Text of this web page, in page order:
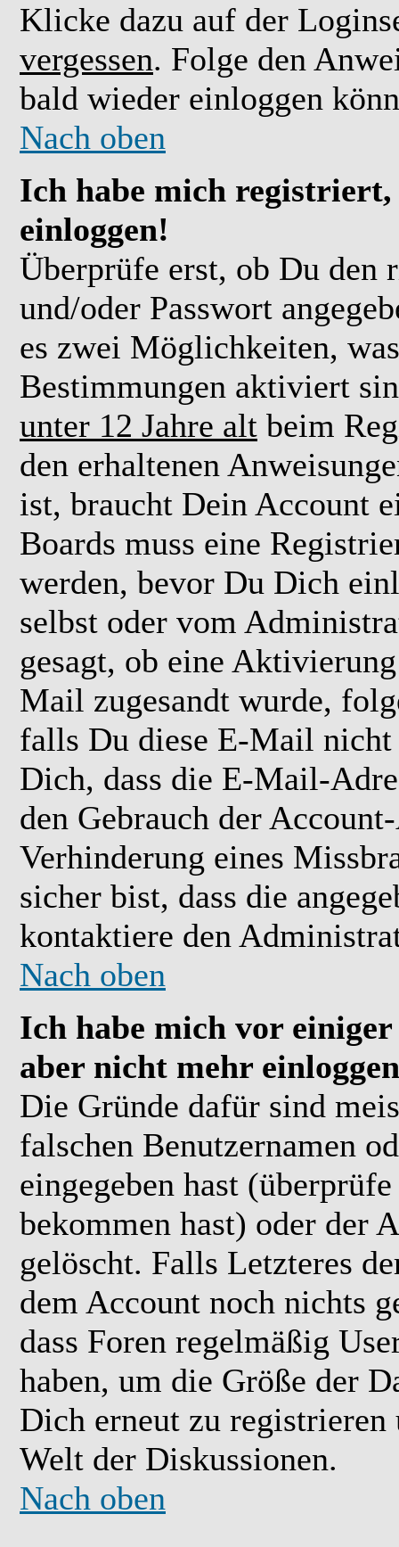
Klicke dazu auf der
vergessen. Folge den
bald wieder einloggen
Nach oben
Ich habe mich
einloggen!
Überprüfe erst, ob Du den
und/oder Passwort
es zwei Möglichkeiten,
Bestimmungen aktiviert
unter 12 Jahre alt beim
den erhaltenen
ist, braucht Dein Account
Boards muss eine
werden, bevor Du Dich
selbst oder vom
gesagt, ob eine
Mail zugesandt wurde,
falls Du diese E-Mail nicht
Dich, dass die E-Mail-
den Gebrauch der
Verhinderung eines
sicher bist, dass die
kontaktiere den
Nach oben
Ich habe mich vor
aber nicht mehr
Die Gründe dafür sind
falschen Benutzernamen
eingegeben hast
bekommen hast) oder der
gelöscht. Falls Letzteres
dem Account noch nichts
dass Foren regelmäßig
haben, um die Größe der
Dich erneut zu
Welt der Diskussionen.
Nach oben